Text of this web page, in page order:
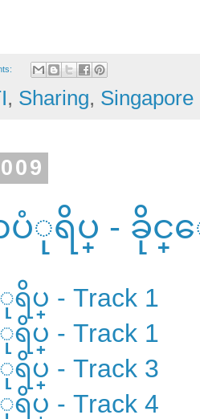
, Sharing, Singapore
ရိပ္ - ခိုင္
- Track 1
- Track 1
- Track 3
- Track 4